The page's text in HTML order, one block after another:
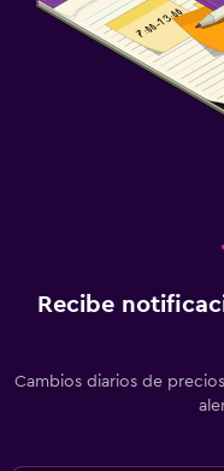
Recibe
Cambios diarios de